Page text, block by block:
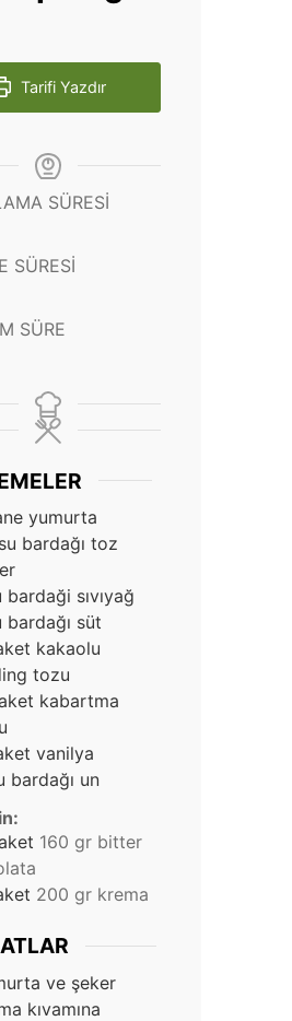
Tarifi Yazdır
SÜRESI
SÜRESI
SÜRE
yumurta
su bardağı toz
bardaği sıvıyağ
bardağı süt
kakaolu
tozu
kabartma
vanilya
bardağı un
160 gr bitter
200 gr krema
ve şeker
kıvamına